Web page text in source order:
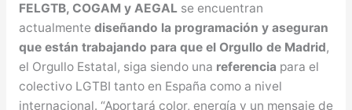
FELGTB, COGAM y AEGAL se encuentran
actualmente diseñando la programación y aseguran
que están trabajando para que el Orgullo de Madrid,
el Orgullo Estatal, siga siendo una referencia para el
colectivo LGTBI tanto en España como a nivel
internacional. “Aportará color, energía y un mensaje de